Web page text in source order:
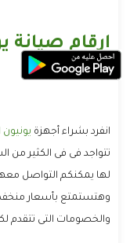
ارقام صيانة
انفرد بشراء أجهزة يونيون
تتواجد فى فى الكثير من
لها يمكنكم التواصل
وهتستمتع بأسعار
والخصومات التى تتقدم